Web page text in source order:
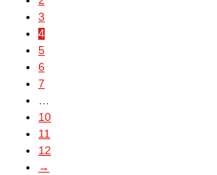
3
4
5
6
7
…
10
11
12
→